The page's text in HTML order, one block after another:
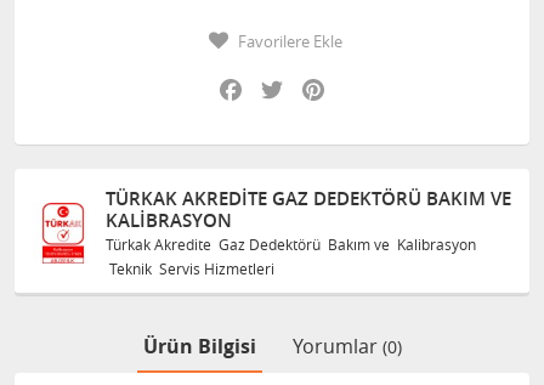
Favorilere Ekle
Facebook
Twitter
BAKIM VE
ve Kalibrasyon
TÜRKAK AKREDITE GAZ
Türkak Akredite Gaz Dedektörü Bakım
Teknik Servis Hizmetleri
Ürün Bilgisi Yorumlar (0)